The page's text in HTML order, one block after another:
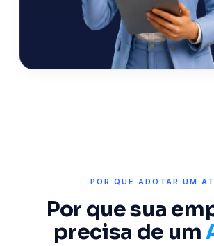
POR QUE ADOTAR UM
Por que sua
precisa de um